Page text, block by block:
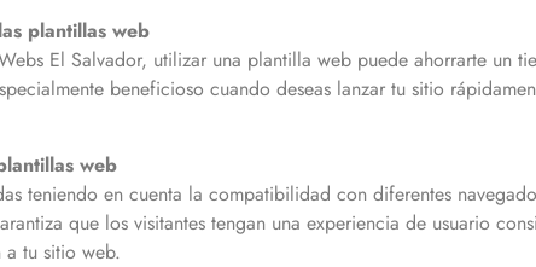
plantillas web
El Salvador, utilizar una plantilla web puede ahorrarte un
beneficioso cuando deseas lanzar tu sitio
web
teniendo en cuenta la compatibilidad con diferentes
que los visitantes tengan una experiencia de usuario
tu sitio web.